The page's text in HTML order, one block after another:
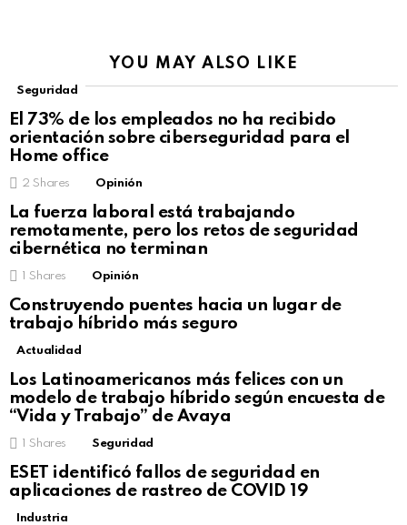
YOU MAY ALSO LIKE
Seguridad
El 73% de los empleados no ha recibido
orientación sobre ciberseguridad para el
Home office
2 Shares Opinión
La fuerza laboral está trabajando
remotamente, pero los retos de seguridad
cibernética no terminan
1 Shares Opinión
Construyendo puentes hacia un lugar de
trabajo híbrido más seguro
Not Safe For Work
Click to view this post
Actualidad
Los Latinoamericanos más felices con un
modelo de trabajo híbrido según encuesta de
“Vida y Trabajo” de Avaya
1 Shares Seguridad
ESET identificó fallos de seguridad en
aplicaciones de rastreo de COVID 19
Industria